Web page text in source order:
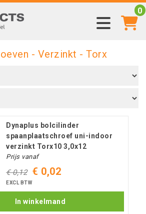
0
- Verzinkt - Torx
Dynaplus bolcilinder
spaanplaatschroef uni-indoor
verzinkt Torx10 3,0x12
Prijs vanaf
€ 0,12 € 0,02
EXCL BTW
In winkelmand